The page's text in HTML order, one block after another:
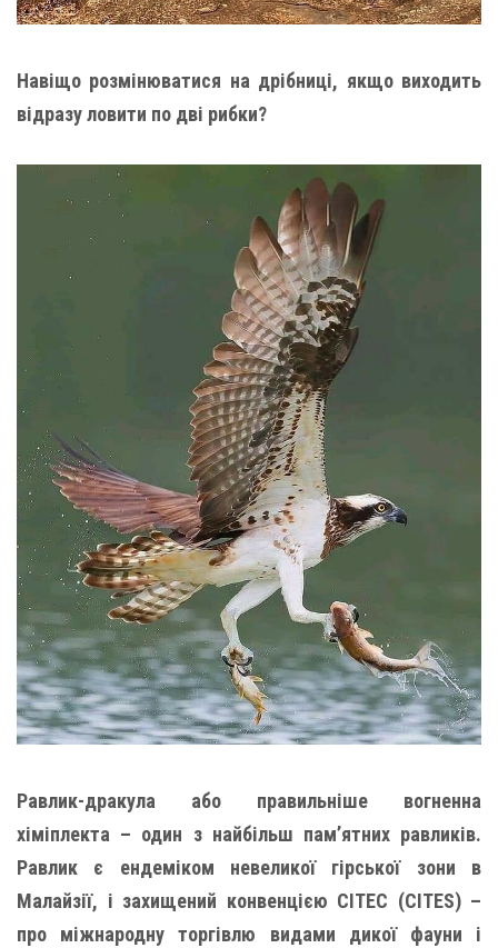
Навіщо розмінюватися на дрібниці, якщо виходить
відразу ловити по дві рибки?
Равлик-дракула або правильніше вогненна
хіміплекта – один з найбільш пам’ятних равликів.
Равлик є ендеміком невеликої гірської зони в
Малайзії, і захищений конвенцією СІТЕС (CITES) –
про міжнародну торгівлю видами дикої фауни і